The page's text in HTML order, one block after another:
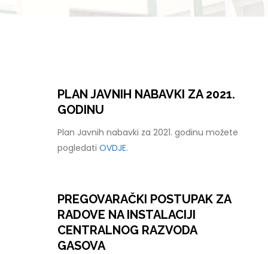
PLAN JAVNIH NABAVKI ZA 2021.
GODINU
Plan Javnih nabavki za 2021. godinu možete
pogledatiOVDJE.
PREGOVARAČKI POSTUPAK ZA
RADOVE NA INSTALACIJI
CENTRALNOG RAZVODA
GASOVA